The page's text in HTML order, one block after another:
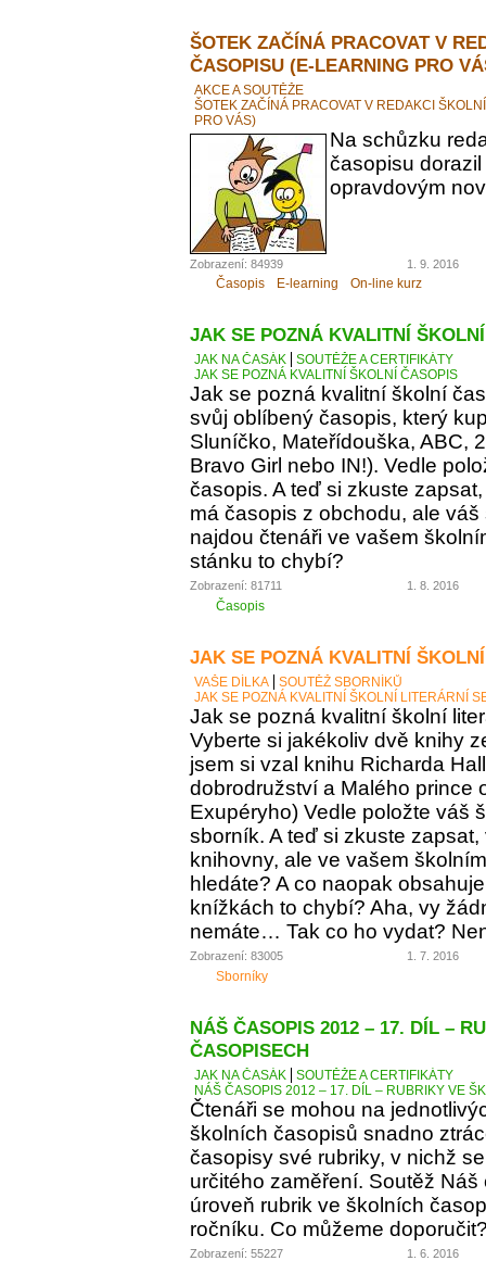
ŠOTEK ZAČÍNÁ PRACOVAT V
ČASOPISU (E-LEARNING PRO
AKCE A SOUTĚŽE
ŠOTEK ZAČÍNÁ PRACOVAT V REDAKCI
PRO VÁS)
Na schůzku
časopisu
opravdovým
Zobrazení: 84939 1. 9. 2016
Časopis E-learning On-line kurz
JAK SE POZNÁ KVALITNÍ
JAK NA ČASÁK
SOUTĚŽE A CERTIFIKÁTY
JAK SE POZNÁ KVALITNÍ ŠKOLNÍ ČASOPIS
Jak se pozná kvalitní školní
svůj oblíbený časopis, který
Sluníčko, Mateřídouška, ABC,
Bravo Girl nebo IN!). Vedle
časopis. A teď si zkuste
má časopis z obchodu, ale
najdou čtenáři ve vašem
stánku to chybí?
Zobrazení: 81711 1. 8. 2016
Časopis
JAK SE POZNÁ KVALITNÍ
VAŠE DÍLKA
SOUTĚŽ SBORNÍKŮ
JAK SE POZNÁ KVALITNÍ ŠKOLNÍ LITERÁRNÍ
Jak se pozná kvalitní školní
Vyberte si jakékoliv dvě knihy
jsem si vzal knihu Richarda
dobrodružství a Malého prince
Exupéryho) Vedle položte váš
sborník. A teď si zkuste
knihovny, ale ve vašem
hledáte? A co naopak
knížkách to chybí? Aha, vy
nemáte… Tak co ho vydat?
Zobrazení: 83005 1. 7. 2016
Sborníky
NÁŠ ČASOPIS 2012 – 17. DÍL –
ČASOPISECH
JAK NA ČASÁK
SOUTĚŽE A CERTIFIKÁTY
NÁŠ ČASOPIS 2012 – 17. DÍL – RUBRIKY VE
Čtenáři se mohou na
školních časopisů snadno
časopisy své rubriky, v nichž
určitého zaměření. Soutěž
úroveň rubrik ve školních
ročníku. Co můžeme
Zobrazení: 55227 1. 6. 2016